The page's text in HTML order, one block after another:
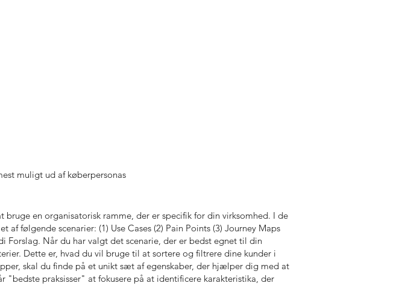
muligt ud af køberpersonas
en organisatorisk ramme, der er specifik for din virksomhed. I de
følgende scenarier: (1) Use Cases (2) Pain Points (3) Journey Maps
Forslag. Når du har valgt det scenarie, der er bedst egnet til din
Dette er, hvad du vil bruge til at sortere og filtrere dine kunder i
skal du finde på et unikt sæt af egenskaber, der hjælper dig med at
praksisser" at fokusere på at identificere karakteristika, der